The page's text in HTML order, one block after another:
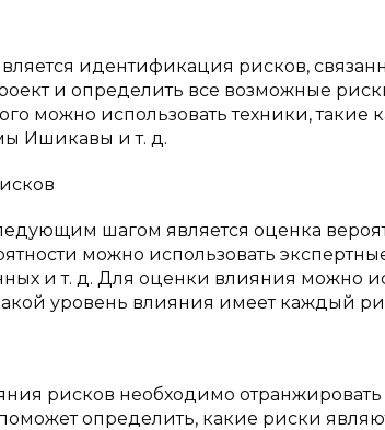
идентификация рисков,
и определить все возможные
можно использовать техники, такие
Ишикавы и т. д.
шагом является оценка
можно использовать
и т. д. Для оценки влияния можно
уровень влияния имеет каждый
рисков необходимо
определить, какие риски